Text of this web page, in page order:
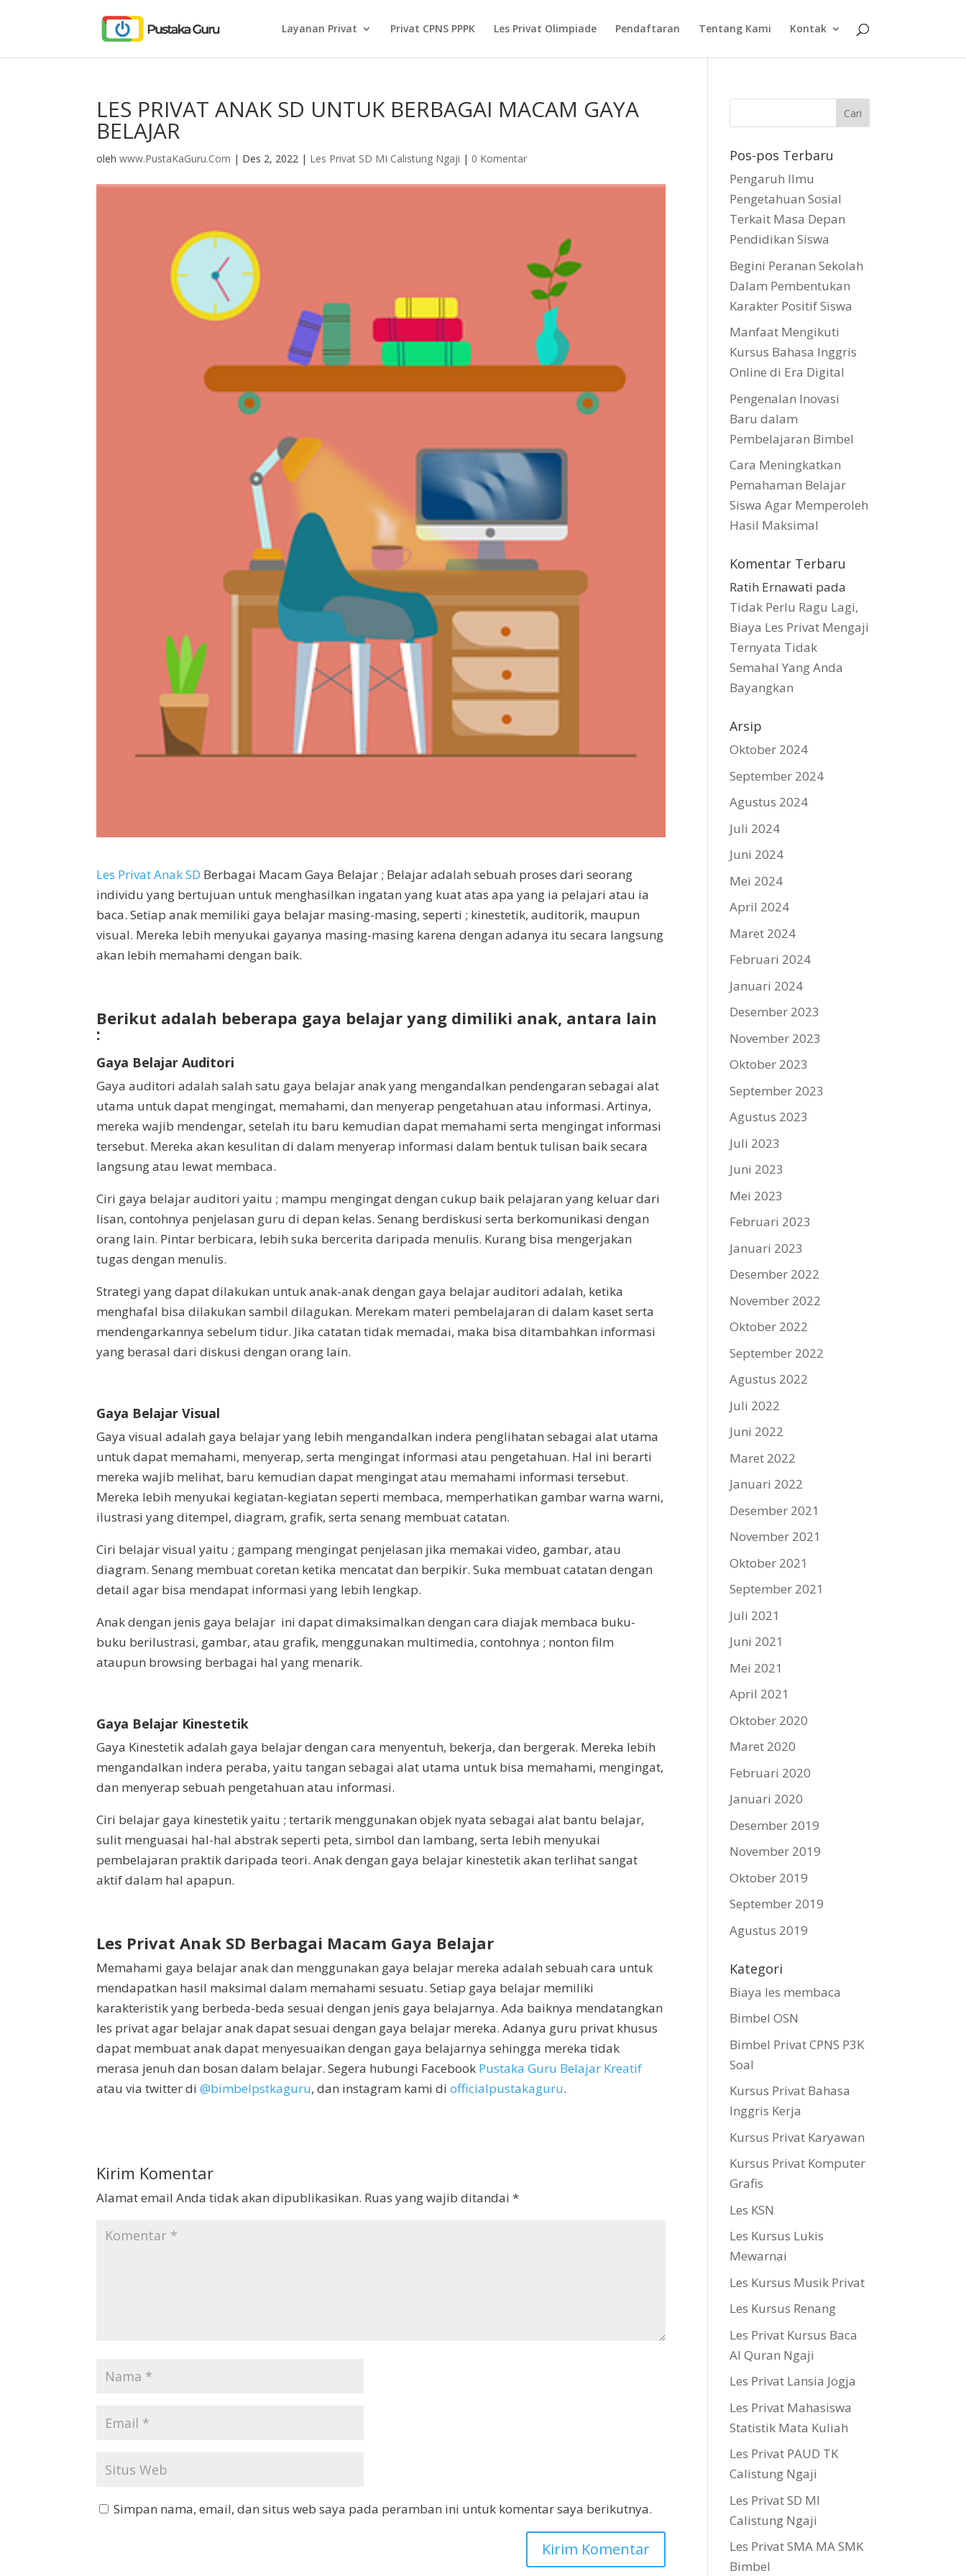
Layanan Privat Privat CPNS PPPK Les Privat Olimpiade Pendaftaran Tentang Kami Kontak
LES PRIVAT ANAK SD UNTUK BERBAGAI MACAM GAYA
BELAJAR
olehwww.PustaKaGuru.Com | Des 2, 2022 | Les Privat SD MI Calistung Ngaji | 0 Komentar
Les Privat Anak SD Berbagai Macam Gaya Belajar ; Belajar adalah sebuah proses dari seorang
individu yang bertujuan untuk menghasilkan ingatan yang kuat atas apa yang ia pelajari atau ia
baca. Setiap anak memiliki gaya belajar masing-masing, seperti ; kinestetik, auditorik, maupun
visual. Mereka lebih menyukai gayanya masing-masing karena dengan adanya itu secara langsung
akan lebih memahami dengan baik.
Berikut adalah beberapa gaya belajar yang dimiliki anak, antara lain
:
Gaya Belajar Auditori
Gaya auditori adalah salah satu gaya belajar anak yang mengandalkan pendengaran sebagai alat
utama untuk dapat mengingat, memahami, dan menyerap pengetahuan atau informasi. Artinya,
mereka wajib mendengar, setelah itu baru kemudian dapat memahami serta mengingat informasi
tersebut. Mereka akan kesulitan di dalam menyerap informasi dalam bentuk tulisan baik secara
langsung atau lewat membaca.
Ciri gaya belajar auditori yaitu ; mampu mengingat dengan cukup baik pelajaran yang keluar dari
lisan, contohnya penjelasan guru di depan kelas. Senang berdiskusi serta berkomunikasi dengan
orang lain. Pintar berbicara, lebih suka bercerita daripada menulis. Kurang bisa mengerjakan
tugas dengan menulis.
Strategi yang dapat dilakukan untuk anak-anak dengan gaya belajar auditori adalah, ketika
menghafal bisa dilakukan sambil dilagukan. Merekam materi pembelajaran di dalam kaset serta
mendengarkannya sebelum tidur. Jika catatan tidak memadai, maka bisa ditambahkan informasi
yang berasal dari diskusi dengan orang lain.
Gaya Belajar Visual
Gaya visual adalah gaya belajar yang lebih mengandalkan indera penglihatan sebagai alat utama
untuk dapat memahami, menyerap, serta mengingat informasi atau pengetahuan. Hal ini berarti
mereka wajib melihat, baru kemudian dapat mengingat atau memahami informasi tersebut.
Mereka lebih menyukai kegiatan-kegiatan seperti membaca, memperhatikan gambar warna warni,
ilustrasi yang ditempel, diagram, grafik, serta senang membuat catatan.
Ciri belajar visual yaitu ; gampang mengingat penjelasan jika memakai video, gambar, atau
diagram. Senang membuat coretan ketika mencatat dan berpikir. Suka membuat catatan dengan
detail agar bisa mendapat informasi yang lebih lengkap.
Anak dengan jenis gaya belajar ini dapat dimaksimalkan dengan cara diajak membaca buku-
buku berilustrasi, gambar, atau grafik, menggunakan multimedia, contohnya ; nonton film
ataupun browsing berbagai hal yang menarik.
Gaya Belajar Kinestetik
Gaya Kinestetik adalah gaya belajar dengan cara menyentuh, bekerja, dan bergerak. Mereka lebih
mengandalkan indera peraba, yaitu tangan sebagai alat utama untuk bisa memahami, mengingat,
dan menyerap sebuah pengetahuan atau informasi.
Ciri belajar gaya kinestetik yaitu ; tertarik menggunakan objek nyata sebagai alat bantu belajar,
sulit menguasai hal-hal abstrak seperti peta, simbol dan lambang, serta lebih menyukai
pembelajaran praktik daripada teori. Anak dengan gaya belajar kinestetik akan terlihat sangat
aktif dalam hal apapun.
Les Privat Anak SD Berbagai Macam Gaya Belajar
Memahami gaya belajar anak dan menggunakan gaya belajar mereka adalah sebuah cara untuk
mendapatkan hasil maksimal dalam memahami sesuatu. Setiap gaya belajar memiliki
karakteristik yang berbeda-beda sesuai dengan jenis gaya belajarnya. Ada baiknya mendatangkan
les privat agar belajar anak dapat sesuai dengan gaya belajar mereka. Adanya guru privat khusus
dapat membuat anak dapat menyesuaikan dengan gaya belajarnya sehingga mereka tidak
merasa jenuh dan bosan dalam belajar. Segera hubungi Facebook Pustaka Guru Belajar Kreatif
atau via twitter di@bimbelpstkaguru, dan instagram kami diofficialpustakaguru.
Kirim Komentar
Alamat email Anda tidak akan dipublikasikan. Ruas yang wajib ditandai*
Simpan nama, email, dan situs web saya pada peramban ini untuk komentar saya berikutnya.
Pos-pos Terbaru
Pengaruh Ilmu
Pengetahuan Sosial
Terkait Masa Depan
Pendidikan Siswa
Begini Peranan Sekolah
Dalam Pembentukan
Karakter Positif Siswa
Manfaat Mengikuti
Kursus Bahasa Inggris
Online di Era Digital
Pengenalan Inovasi
Baru dalam
Pembelajaran Bimbel
Cara Meningkatkan
Pemahaman Belajar
Siswa Agar Memperoleh
Hasil Maksimal
Komentar Terbaru
Ratih Ernawati pada
Tidak Perlu Ragu Lagi,
Biaya Les Privat Mengaji
Ternyata Tidak
Semahal Yang Anda
Bayangkan
Arsip
Oktober 2024
September 2024
Agustus 2024
Juli 2024
Juni 2024
Mei 2024
April 2024
Maret 2024
Februari 2024
Januari 2024
Desember 2023
November 2023
Oktober 2023
September 2023
Agustus 2023
Juli 2023
Juni 2023
Mei 2023
Februari 2023
Januari 2023
Desember 2022
November 2022
Oktober 2022
September 2022
Agustus 2022
Juli 2022
Juni 2022
Maret 2022
Januari 2022
Desember 2021
November 2021
Oktober 2021
September 2021
Juli 2021
Juni 2021
Mei 2021
April 2021
Oktober 2020
Maret 2020
Februari 2020
Januari 2020
Desember 2019
November 2019
Oktober 2019
September 2019
Agustus 2019
Kategori
Biaya les membaca
Bimbel OSN
Bimbel Privat CPNS P3K
Soal
Kursus Privat Bahasa
Inggris Kerja
Kursus Privat Karyawan
Kursus Privat Komputer
Grafis
Les KSN
Les Kursus Lukis
Mewarnai
Les Kursus Musik Privat
Les Kursus Renang
Les Privat Kursus Baca
Al Quran Ngaji
Les Privat Lansia Jogja
Les Privat Mahasiswa
Statistik Mata Kuliah
Les Privat PAUD TK
Calistung Ngaji
Les Privat SD MI
Calistung Ngaji
Les Privat SMA MA SMK
Bimbel